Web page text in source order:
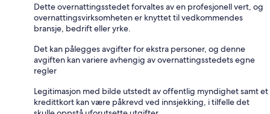
Dette overnattingsstedet forvaltes av en profesjonell vert, og
overnattingsvirksomheten er knyttet til vedkommendes
bransje, bedrift eller yrke.
Det kan pålegges avgifter for ekstra personer, og denne
avgiften kan variere avhengig av overnattingsstedets egne
regler
Legitimasjon med bilde utstedt av offentlig myndighet samt et
kredittkort kan være påkrevd ved innsjekking, i tilfelle det